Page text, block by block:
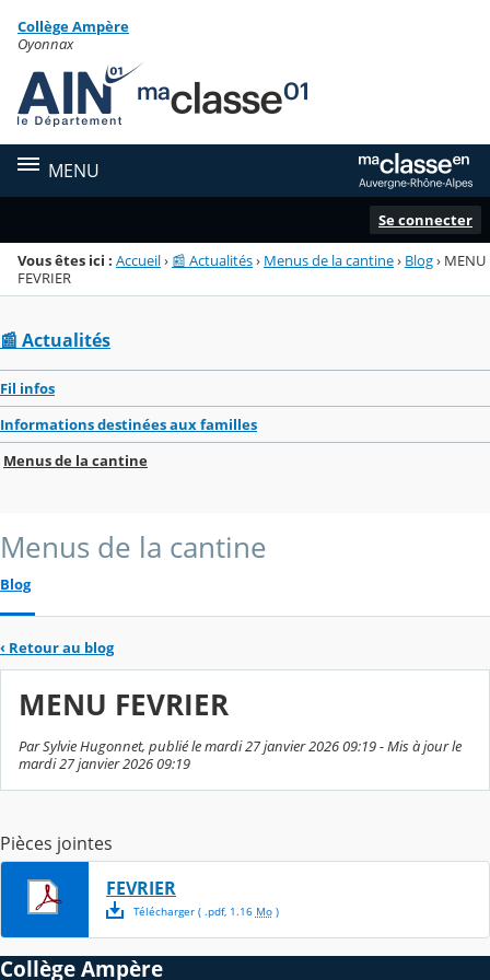
Menu de la rubrique
Contenu
Collège Ampère
Oyonnax
MENU
Se connecter
Vous êtes ici : Accueil› 📰 Actualités› Menus de la cantine› Blog› MENU
FEVRIER
📰 Actualités
Fil infos
Informations destinées aux familles
Menus de la cantine
Menus de la cantine
Blog
‹ Retour au blog
MENU FEVRIER
Par Sylvie Hugonnet, publié le mardi 27 janvier 2026 09:19 - Mis à jour le
mardi 27 janvier 2026 09:19
Pièces jointes
FEVRIER
Télécharger( .pdf, 1.16 Mo)
Collège Ampère